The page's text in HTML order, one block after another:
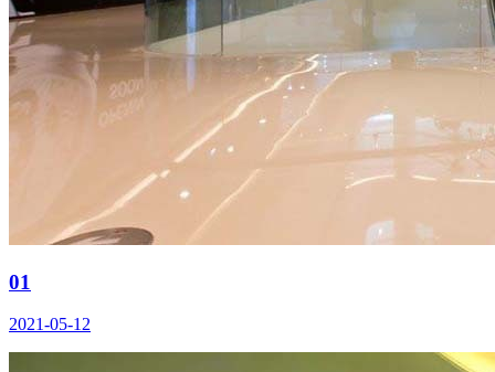
01
2021-05-12